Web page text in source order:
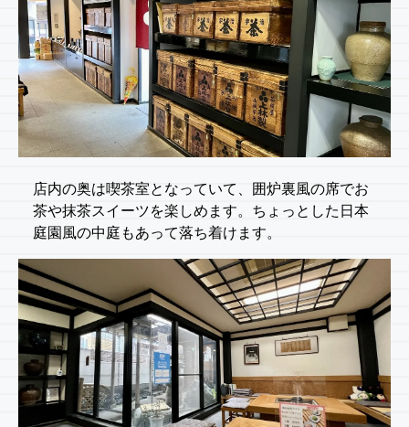
店内の奥は喫茶室となっていて、囲炉裏風の席でお
茶や抹茶スイーツを楽しめます。ちょっとした日本
庭園風の中庭もあって落ち着けます。